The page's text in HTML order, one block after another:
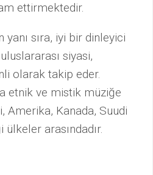
ettirmektedir.
sıra, iyi bir dinleyici
siyasi,
olarak takip eder.
etnik ve mistik müziğe
Amerika, Kanada, Suudi
arasındadır.